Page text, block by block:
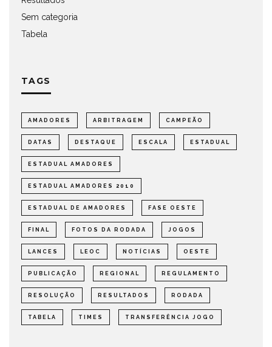
Sem categoria
Tabela
TAGS
AMADORES ARBITRAGEM CAMPEÃO
DATAS DESTAQUE ESCALA ESTADUAL
ESTADUAL AMADORES
ESTADUAL AMADORES 2010
ESTADUAL DE AMADORES FASE OESTE
FINAL FOTOS DA RODADA JOGOS
LANCES LEOC NOTÍCIAS OESTE
PUBLICAÇÃO REGIONAL REGULAMENTO
RESOLUÇÃO RESULTADOS RODADA
TABELA TIMES TRANSFERÊNCIA JOGO